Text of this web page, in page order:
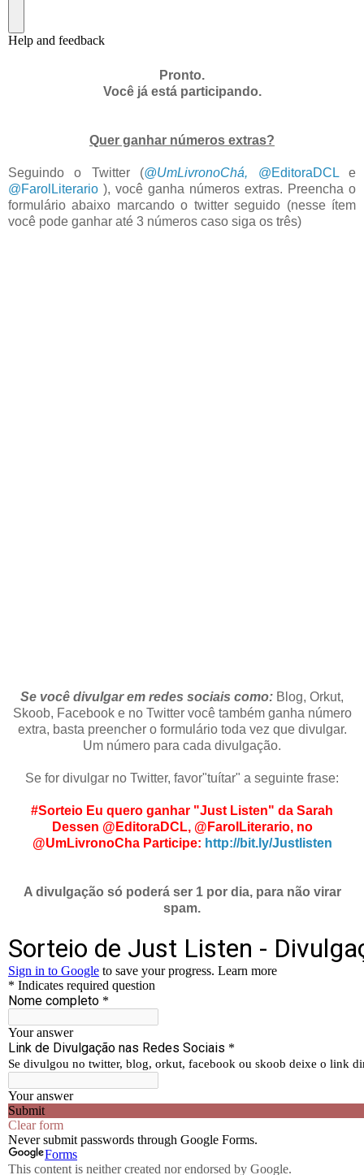
Pronto.
Você já está participando.
Quer ganhar números extras?
Seguindo o Twitter (@UmLivronoChá, @EditoraDCLe
@FarolLiterario ), você ganha números extras. Preencha o
formulário abaixo marcando o twitter seguido (nesse ítem
você pode ganhar até 3 números caso siga os três)
Se você divulgar em redes sociais como: Blog, Orkut,
Skoob, Facebook e no Twitter você também ganha número
extra, basta preencher o formulário toda vez que divulgar.
Um número para cada divulgação.
Se for divulgar no Twitter, favor"tuítar" a seguinte frase:
#Sorteio Eu quero ganhar "Just Listen" da Sarah
Dessen @EditoraDCL, @FarolLiterario, no
@UmLivronoCha Participe: http://bit.ly/Justlisten
A divulgação só poderá ser 1 por dia, para não virar
spam.